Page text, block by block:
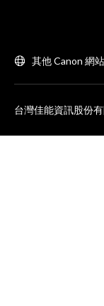
其他 Canon 網站
台灣佳能資訊股份